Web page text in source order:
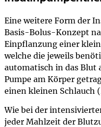
Eine weitere Form der
Basis-Bolus-Konzept
Einpflanzung einer
welche die jeweils
automatisch in das Blut
Pumpe am Körper
einen kleinen Schlauch
Wie bei der
jeder Mahlzeit der